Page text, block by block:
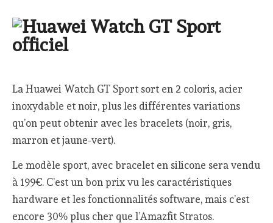
La Huawei Watch GT Sport sort en 2 coloris, acier
inoxydable et noir, plus les différentes variations
qu’on peut obtenir avec les bracelets (noir, gris,
marron et jaune-vert).
Le modèle sport, avec bracelet en silicone sera vendu
à 199€. C’est un bon prix vu les caractéristiques
hardware et les fonctionnalités software, mais c’est
encore 30% plus cher que l’Amazfit Stratos.